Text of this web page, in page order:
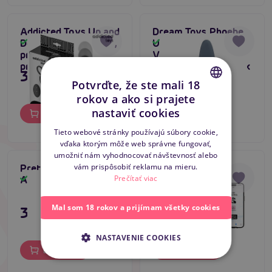
Addicted Toys Up and
Down Prostatic Ring,
prirážacia masér
prostaty
Skladom
39,80 €
Dream Toys Phoebe
Up & Down Anal
Vibrator, prirážací
vibračný análny kolík
63,80 €
Do košíka
Pretty Love Special
Anal Massager
31,80 €
Do košíka
Tip na darček
Svakom Iker Neo,
vibrátor prostaty s
71,80 €
CZECH
ENGLISH
Potvrďte, že ste mali 18
rokov a ako si prajete
nastaviť cookies
Tieto webové stránky používajú súbory cookie,
vďaka ktorým môže web správne fungovať,
umožniť nám vyhodnocovať návštevnosť alebo
vám prispôsobiť reklamu na mieru.
Prečítať viac
Mal som 18 rokov a prijímam všetky cookies
NASTAVENIE COOKIES